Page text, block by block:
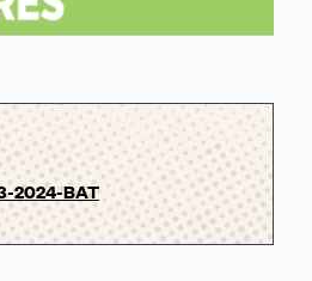
2024-BAT